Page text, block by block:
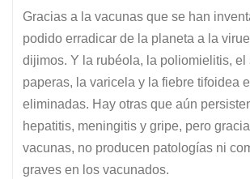
Gracias a la vacunas que se han
podido erradicar de la planeta a la
dijimos. Y la rubéola, la poliomielitis, el
paperas, la varicela y la fiebre tifoidea
eliminadas. Hay otras que aún
hepatitis, meningitis y gripe, pero
vacunas, no producen patologías ni
graves en los vacunados.